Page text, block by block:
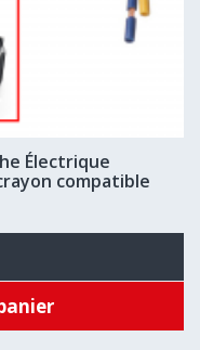
Électrique
compatible